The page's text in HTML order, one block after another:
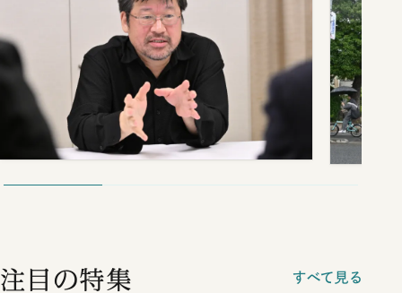
注目の特集 すべて見る